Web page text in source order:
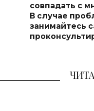
совпадать с
В случае
занимайтесь